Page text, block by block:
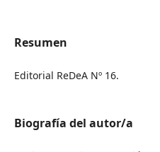
Resumen
Editorial ReDeA Nº 16.
Biografía del autor/a